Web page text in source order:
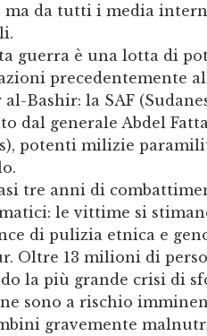
ma da tutti i media
guerra è una lotta di
precedentemente
al-Bashir: la SAF
dal generale Abdel
potenti milizie
tre anni di
le vittime si
di pulizia etnica e
Oltre 13 milioni di
la più grande crisi di
sono a rischio
gravemente